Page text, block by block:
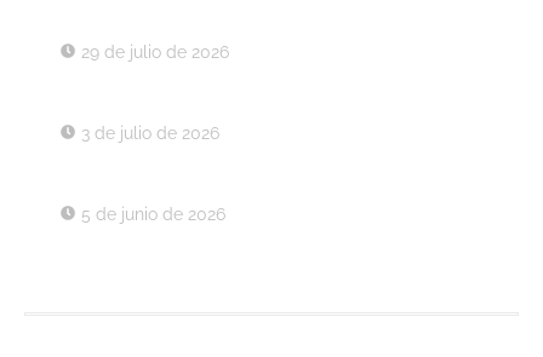
29 de julio de 2026
3 de julio de 2026
5 de junio de 2026